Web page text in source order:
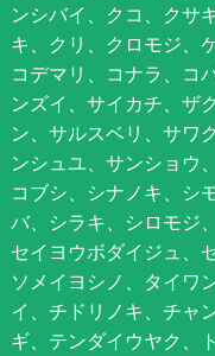
ンシバイ、クコ、クサ
キ、クリ、クロモジ、
コデマリ、コナラ、コ
ンズイ、サイカチ、ザ
ン、サルスベリ、サワ
ンシュユ、サンショウ
コブシ、シナノキ、シ
バ、シラキ、シロモジ
セイヨウボダイジュ、
ソメイヨシノ、タイワ
イ、チドリノキ、チャ
ギ、テンダイウヤク、